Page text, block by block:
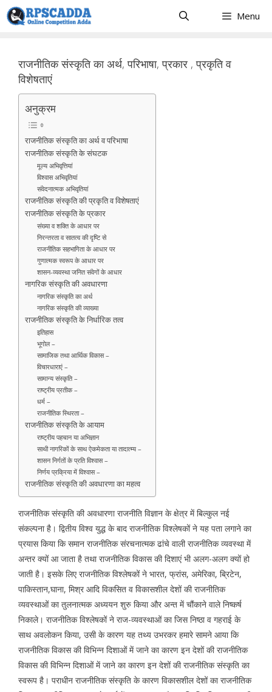
Skip
to
Menu
राजनीतिक संस्कृति का अर्थ, परिभाषा, प्रकार , प्रकृति व
विशेषताएं
अनुक्रम
राजनीतिक संस्कृति का अर्थ व परिभाषा
राजनीतिक संस्कृति के संघटक
मूल्य अभिवृत्तियां
विश्वास अभिवृतियां
संवेदनात्मक अभिवृतियां
राजनीतिक संस्कृति की प्रकृति व विशेषताएं
राजनीतिक संस्कृति के प्रकार
संख्या व शक्ति के आधार पर
निरन्तरता व सातत्व की दृष्टि से
राजनीतिक सहभागिता के आधार पर
गुणात्मक स्वरूप के आधार पर
शासन-व्यवस्था जनित संवेगों के आधार
नागरिक संस्कृति की अवधारणा
नागरिक संस्कृति का अर्थ
नागरिक संस्कृति की व्याख्या
राजनीतिक संस्कृति के निर्धारिक तत्व
इतिहास
भूगोल –
सामाजिक तथा आर्थिक विकास –
विचारधाराएं –
सामान्य संस्कृति –
राष्ट्रीय प्रतीक –
धर्म –
राजनीतिक स्थिरता –
राजनीतिक संस्कृति के आयाम
राष्ट्रीय पहचान या अभिज्ञान
साथी नागरिकों के साथ ऐकमेकता या तादात्म्य –
शासन निर्गतों के प्रति विश्वास –
निर्णय प्रक्रिया में विश्वास –
राजनीतिक संस्कृति की अवधारणा का महत्व
राजनीतिक संस्कृति की अवधारणा राजनीति विज्ञान के क्षेत्र में बिल्कुल नई
संकल्पना है। द्वितीय विश्व युद्ध के बाद राजनीतिक विश्लेषकों ने यह पता लगाने का
प्रयास किया कि समान राजनीतिक संरचनात्मक ढांचे वाली राजनीतिक व्यवस्था में
अन्तर क्यों आ जाता है तथा राजनीतिक विकास की दिशाएं भी अलग-अलग क्यों हो
जाती है। इसके लिए राजनीतिक विश्लेषकों ने भारत, फ्रांस, अमेरिका, ब्रिटेन,
पाकिस्तान,घाना, मिश्र आदि विकसित व विकासशील देशों की राजनीतिक
व्यवस्थाओं का तुलनात्मक अध्ययन शुरु किया और अन्त में चौंकाने वाले निष्कर्ष
निकाले। राजनीतिक विश्लेषकों ने राज-व्यवस्थाओं का जिस निष्ठा व गहराई के
साथ अवलोकन किया, उसी के कारण यह तथ्य उभरकर हमारे सामने आया कि
राजनीतिक विकास की विभिन्न दिशाओं में जाने का कारण इन देशों की राजनीतिक
विकास की विभिन्न दिशाओं में जाने का कारण इन देशों की राजनीतिक संस्कृति का
स्वरूप है। पराधीन राजनीतिक संस्कृति के कारण विकासशील देशों का राजनीतिक